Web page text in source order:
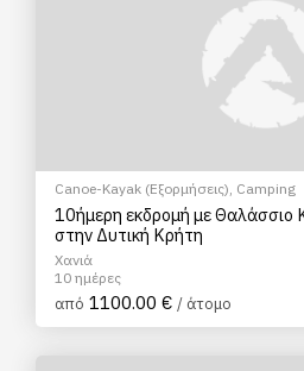
Canoe-Kayak (Εξορμήσεις), Camping
10ήμερη εκδρομή με Θαλάσσιο
στην Δυτική Κρήτη
Χανιά
10 ημέρες
από 1100.00 € / άτομο